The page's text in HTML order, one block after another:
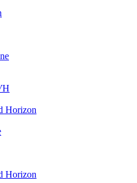
Horizon
Horizon